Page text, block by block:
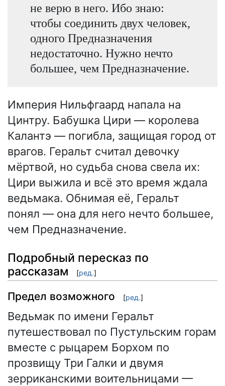
не верю в него. Ибо знаю:
чтобы соединить двух человек,
одного Предназначения
недостаточно. Нужно нечто
большее, чем Предназначение.
Империя Нильфгаард напала на
Цинтру. Бабушка Цири — королева
Калантэ — погибла, защищая город от
врагов. Геральт считал девочку
мёртвой, но судьба снова свела их:
Цири выжила и всё это время ждала
ведьмака. Обнимая её, Геральт
понял — она для него нечто большее,
чем Предназначение.
Подробный пересказ по
рассказам
[ред.]
Предел возможного [ред.]
Ведьмак по имени Геральт
путешествовал по Пустульским горам
вместе с рыцарем Борхом по
прозвищу Три Галки и двумя
зерриканскими воительницами —